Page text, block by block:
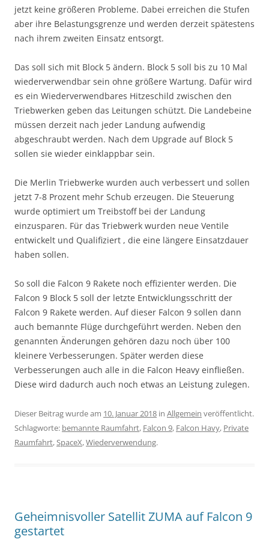
jetzt keine größeren Probleme. Dabei erreichen die Stufen
aber ihre Belastungsgrenze und werden derzeit spätestens
nach ihrem zweiten Einsatz entsorgt.
Das soll sich mit Block 5 ändern. Block 5 soll bis zu 10 Mal
wiederverwendbar sein ohne größere Wartung. Dafür wird
es ein Wiederverwendbares Hitzeschild zwischen den
Triebwerken geben das Leitungen schützt. Die Landebeine
müssen derzeit nach jeder Landung aufwendig
abgeschraubt werden. Nach dem Upgrade auf Block 5
sollen sie wieder einklappbar sein.
Die Merlin Triebwerke wurden auch verbessert und sollen
jetzt 7-8 Prozent mehr Schub erzeugen. Die Steuerung
wurde optimiert um Treibstoff bei der Landung
einzusparen. Für das Triebwerk wurden neue Ventile
entwickelt und Qualifiziert , die eine längere Einsatzdauer
haben sollen.
So soll die Falcon 9 Rakete noch effizienter werden. Die
Falcon 9 Block 5 soll der letzte Entwicklungsschritt der
Falcon 9 Rakete werden. Auf dieser Falcon 9 sollen dann
auch bemannte Flüge durchgeführt werden. Neben den
genannten Änderungen gehören dazu noch über 100
kleinere Verbesserungen. Später werden diese
Verbesserungen auch alle in die Falcon Heavy einfließen.
Diese wird dadurch auch noch etwas an Leistung zulegen.
Dieser Beitrag wurde am 10. Januar 2018 in Allgemein veröffentlicht.
Schlagworte: bemannte Raumfahrt, Falcon 9, Falcon Havy, Private
Raumfahrt,SpaceX,Wiederverwendung.
Geheimnisvoller Satellit ZUMA auf Falcon 9
gestartet